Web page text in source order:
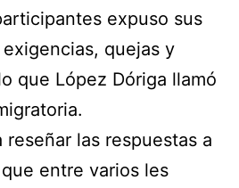
expuso sus
quejas y
que López Dóriga llamó
las respuestas a
entre varios les